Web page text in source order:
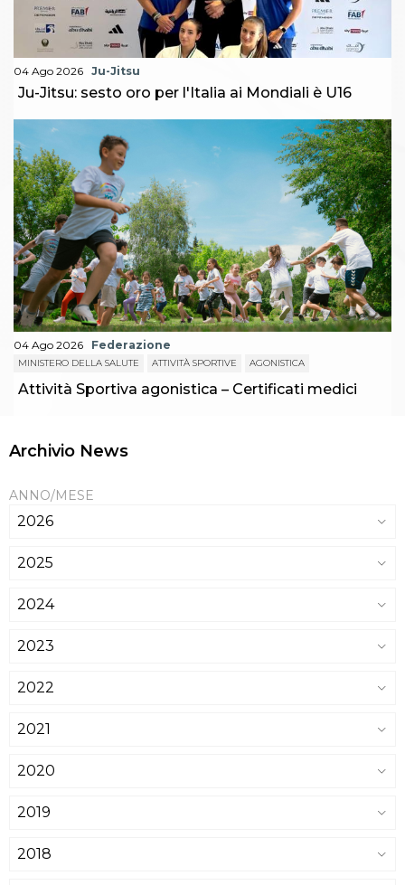
04 Ago 2026 Ju-Jitsu
Ju-Jitsu: sesto oro per l'Italia ai Mondiali è U16
04 Ago 2026 Federazione
MINISTERO DELLA SALUTE ATTIVITÀ SPORTIVE AGONISTICA
Attività Sportiva agonistica – Certificati medici
Archivio News
ANNO/MESE
2026
2025
2024
2023
2022
2021
2020
2019
2018